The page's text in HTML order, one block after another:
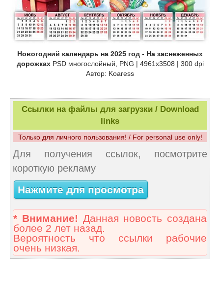
Новогодний календарь на 2025 год - На заснеженных
дорожкахPSD многослойный, PNG | 4961x3508 | 300 dpi
Автор: Koaress
Ссылки на файлы для загрузки / Download
links
Только для личного пользования! / For personal use only!
Для получения ссылок, посмотрите
короткую рекламу
Нажмите для просмотра
* Внимание! Данная новость создана
более 2 лет назад.
Вероятность что ссылки рабочие
очень низкая.